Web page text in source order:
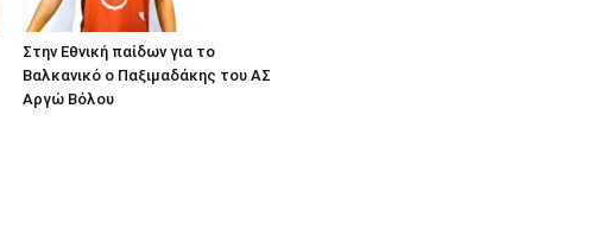
Στην Εθνική παίδων για το
Βαλκανικό ο Παξιμαδάκης του ΑΣ
Αργώ Βόλου